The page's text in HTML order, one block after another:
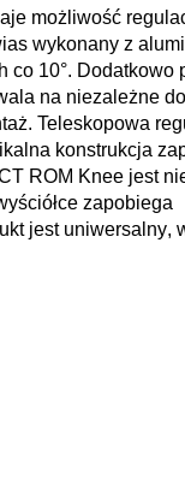
możliwość
wykonany z
co 10°. Dodatkowo
na niezależne
Teleskopowa
konstrukcja
ROM Knee jest
zapobiega
jest uniwersalny,